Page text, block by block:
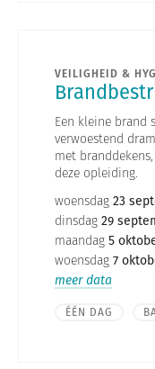
VEILIGHEID &
Een kleine brand
verwoestend
met
deze opleiding.
woensdag 23
dinsdag 29
maandag 5
woensdag 7
meer data
ÉÉN DAG